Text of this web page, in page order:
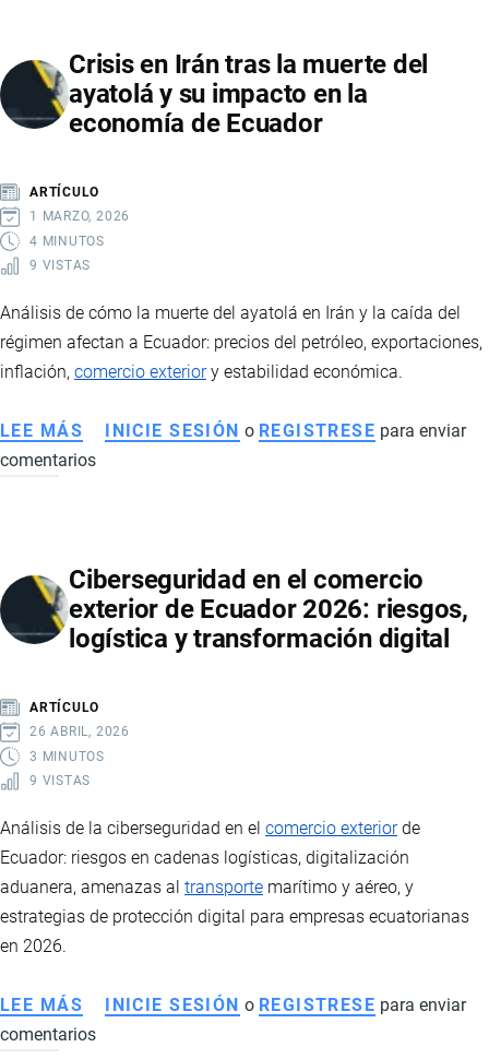
ESTRATEGIA,
TECNOLOGÍA
Y
Crisis en Irán tras la muerte del
ayatolá y su impacto en la
economía de Ecuador
ARTÍCULO
1 MARZO, 2026
4 MINUTOS
9 VISTAS
Análisis de cómo la muerte del ayatolá en Irán y la caída del
régimen afectan a Ecuador: precios del petróleo, exportaciones,
inflación, comercio exteriory estabilidad económica.
LEE MÁS SOBRE
CRISIS
LA
MUERTE
DEL
SU
IMPACTO
EN
ECONOMÍA
DE
INICIE SESIÓN o REGISTRESE para enviar
comentarios
Ciberseguridad en el comercio
exterior de Ecuador 2026: riesgos,
logística y transformación digital
ARTÍCULO
26 ABRIL, 2026
3 MINUTOS
9 VISTAS
Análisis de la ciberseguridad en el comercio exteriorde
Ecuador: riesgos en cadenas logísticas, digitalización
aduanera, amenazas al transporte marítimo y aéreo, y
estrategias de protección digital para empresas ecuatorianas
en 2026.
LEE MÁS SOBRE
CIBERSEGURIDAD
INICIE SESIÓN o REGISTRESE para enviar
comentarios